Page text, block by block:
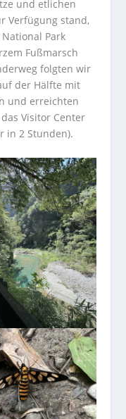
und etlichen
Verfügung stand,
Park
Fußmarsch
folgten wir
der Hälfte mit
und erreichten
Visitor Center
in 2 Stunden).